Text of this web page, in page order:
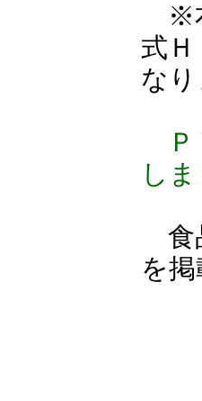
※
式
な
Ｐ
し
食
を